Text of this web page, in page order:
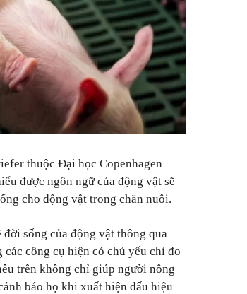
thuộc Đại học Copenhagen
được ngôn ngữ của động vật sẽ
cho động vật trong chăn nuôi.
sống của động vật thông qua
công cụ hiện có chủ yếu chỉ đo
trên không chỉ giúp người nông
báo họ khi xuất hiện dấu hiệu